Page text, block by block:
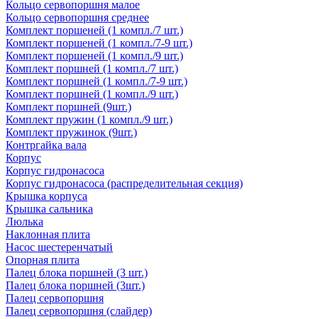
Кольцо сервопоршня малое
Кольцо сервопоршня среднее
Комплект поршеней (1 компл./7 шт.)
Комплект поршеней (1 компл./7-9 шт.)
Комплект поршеней (1 компл./9 шт.)
Комплект поршней (1 компл./7 шт.)
Комплект поршней (1 компл./7-9 шт.)
Комплект поршней (1 компл./9 шт.)
Комплект поршней (9шт.)
Комплект пружин (1 компл./9 шт.)
Комплект пружинок (9шт.)
Контргайка вала
Корпус
Корпус гидронасоса
Корпус гидронасоса (распределительная секция)
Крышка корпуса
Крышка сальника
Люлька
Наклонная плита
Насос шестеренчатый
Опорная плита
Палец блока поршней (3 шт.)
Палец блока поршней (3шт.)
Палец сервопоршня
Палец сервопоршня (слайдер)